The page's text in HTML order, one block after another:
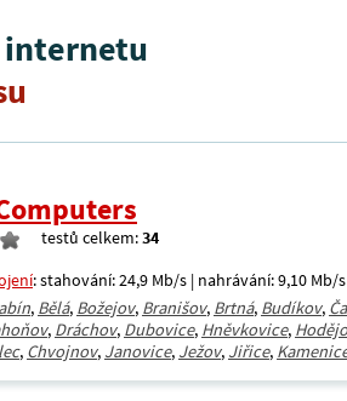
internetu
testů celkem:34
: stahování: 24,9 Mb/s | nahrávání: 9,10 Mb/
, Bělá, Božejov, Branišov, Brtná, Budíkov,
, Dráchov, Dubovice, Hněvkovice,
, Chvojnov, Janovice, Ježov, Jiřice,